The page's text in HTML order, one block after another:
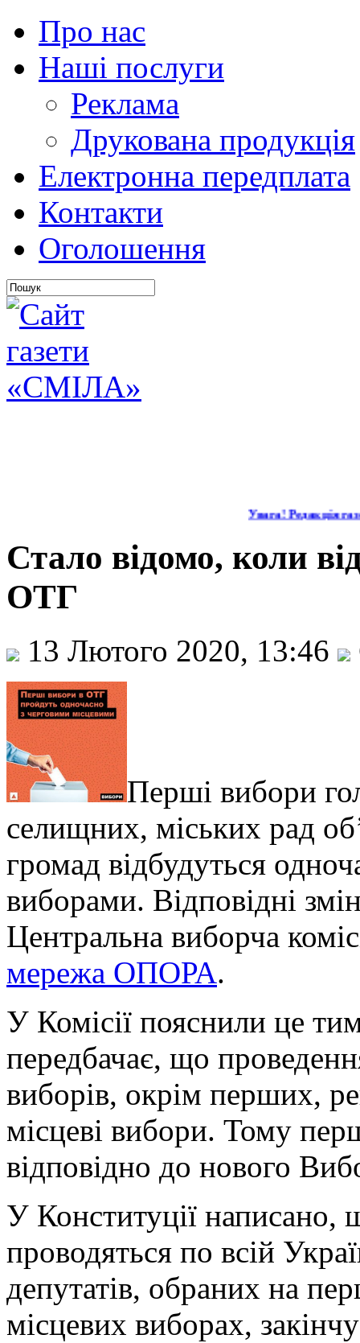
Про нас
Наші послуги
Реклама
Друкована продукція
Електронна передплата
Контакти
Оголошення
Увага! Редакція
Стало відомо, коли
ОТГ
13 Лютого 2020, 13:46
Перші вибори
селищних, міських рад
громад відбудуться
виборами. Відповідні
Центральна виборча
мережа ОПОРА.
У Комісії пояснили це
передбачає, що
виборів, окрім перших,
місцеві вибори. Тому
відповідно до нового
У Конституції написано,
проводяться по всій
депутатів, обраних на
місцевих виборах,